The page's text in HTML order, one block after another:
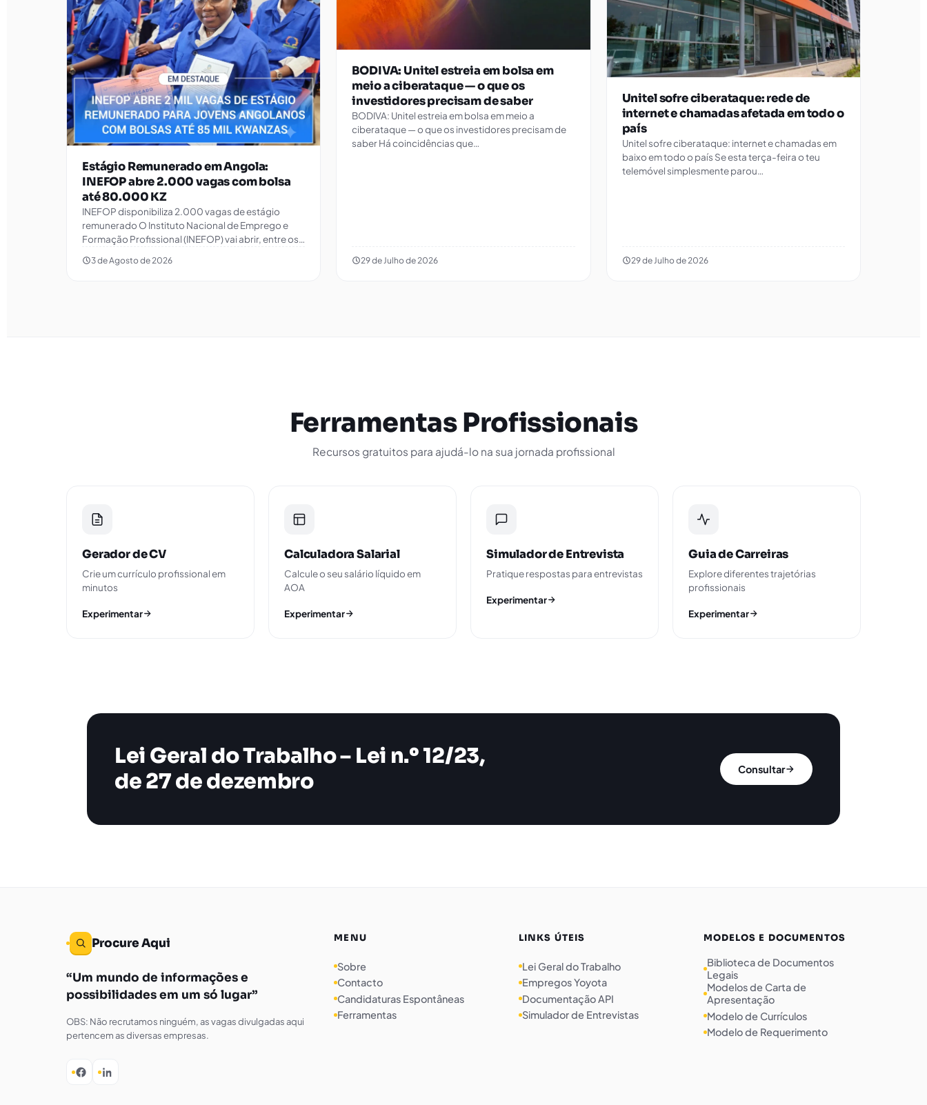
Estágio Remunerado em Angola:
INEFOP abre 2.000 vagas com bolsa
até 80.000 KZ
INEFOP disponibiliza 2.000 vagas de estágio
remunerado O Instituto Nacional de Emprego e
Formação Profissional (INEFOP) vai abrir, entre os…
3 de Agosto de 2026
BODIVA: Unitel estreia em bolsa em
meio a ciberataque — o que os
investidores precisam de saber
BODIVA: Unitel estreia em bolsa em meio a
ciberataque — o que os investidores precisam de
saber Há coincidências que…
29 de Julho de 2026
Unitel sofre ciberataque: rede de
internet e chamadas afetada em todo o
país
Unitel sofre ciberataque: internet e chamadas em
baixo em todo o país Se esta terça-feira o teu
telemóvel simplesmente parou…
29 de Julho de 2026
Ferramentas Profissionais
Recursos gratuitos para ajudá-lo na sua jornada profissional
Gerador de CV
Crie um currículo profissional em
minutos
Experimentar
Calculadora Salarial
Calcule o seu salário líquido em
AOA
Experimentar
Simulador de Entrevista
Pratique respostas para entrevistas
Experimentar
Guia de Carreiras
Explore diferentes trajetórias
profissionais
Experimentar
Lei Geral do Trabalho – Lei n.º 12/23,
de 27 de dezembro
Consultar
Procure Aqui
Um mundo de informações e
possibilidades em um só lugar
OBS: Não recrutamos ninguém, as vagas divulgadas aqui
pertencem as diversas empresas.
MENU
Sobre
Contacto
Candidaturas Espontâneas
Ferramentas
LINKS ÚTEIS
Lei Geral do Trabalho
Empregos Yoyota
Documentação API
Simulador de Entrevistas
MODELOS E DOCUMENTOS
Biblioteca de Documentos
Legais
Modelos de Carta de
Apresentação
Modelo de Currículos
Modelo de Requerimento